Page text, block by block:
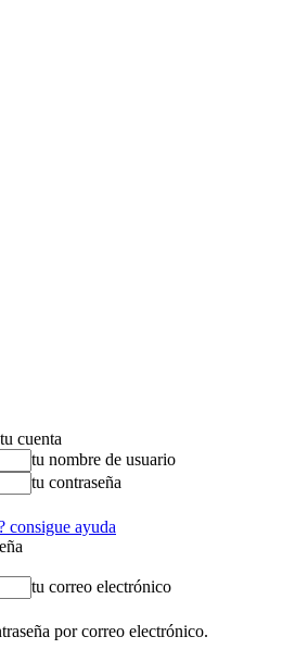
cuenta
tu nombre de usuario
tu contraseña
consigue ayuda
tu correo electrónico
por correo electrónico.